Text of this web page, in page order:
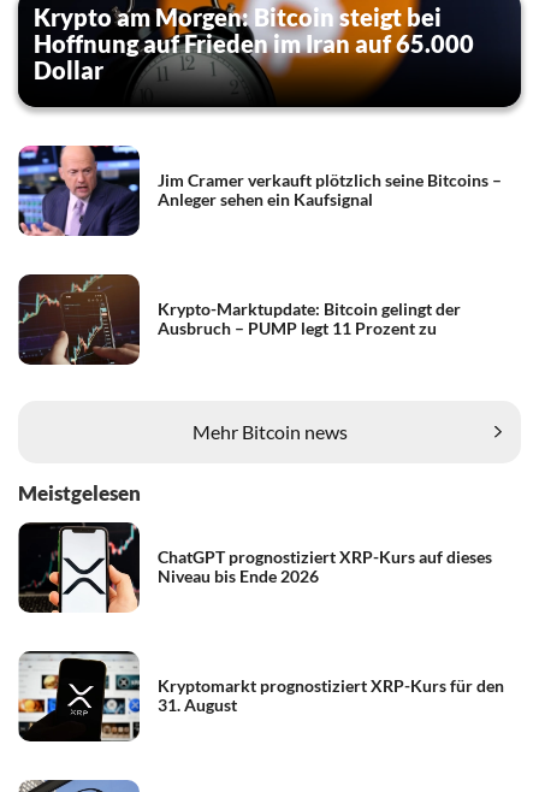
Krypto am Morgen: Bitcoin steigt bei
Hoffnung auf Frieden im Iran auf 65.000
Dollar
Jim Cramer verkauft plötzlich seine Bitcoins –
Anleger sehen ein Kaufsignal
Krypto-Marktupdate: Bitcoin gelingt der
Ausbruch – PUMP legt 11 Prozent zu
Mehr Bitcoin news
Meistgelesen
ChatGPT prognostiziert XRP-Kurs auf dieses
Niveau bis Ende 2026
Kryptomarkt prognostiziert XRP-Kurs für den
31. August